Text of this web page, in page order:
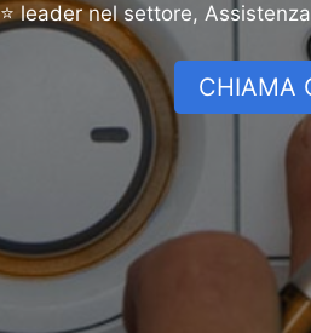
⭐ leader nel settore,
CHIAMA